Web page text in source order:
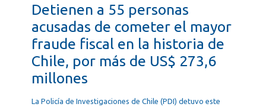
Detienen a 55 personas
acusadas de cometer el mayor
fraude fiscal en la historia de
Chile, por más de US$ 273,6
millones
La Policía de Investigaciones de Chile (PDI) detuvo este